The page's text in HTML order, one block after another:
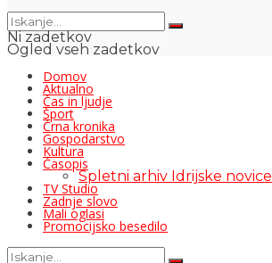
Ni zadetkov
Ogled vseh zadetkov
Domov
Aktualno
Čas in ljudje
Šport
Črna kronika
Gospodarstvo
Kultura
Časopis
Spletni arhiv Idrijske novice
TV Studio
Zadnje slovo
Mali oglasi
Promocijsko besedilo